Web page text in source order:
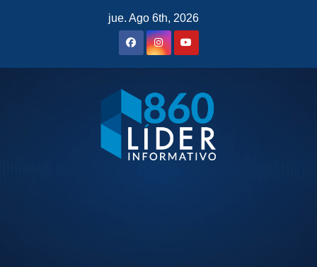
jue. Ago 6th, 2026